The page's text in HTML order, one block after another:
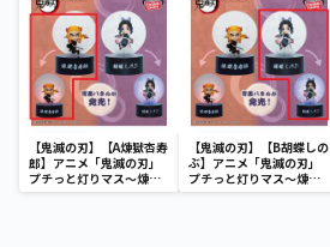
【鬼滅の刃】【A煉獄杏寿
郎】アニメ「鬼滅の刃」
プチっと灯りマス～煉獄
杏寿郎・胡蝶しのぶ～
【鬼滅の刃】【B胡蝶しの
ぶ】アニメ「鬼滅の刃」
プチっと灯りマス～煉獄
杏寿郎・胡蝶しのぶ～